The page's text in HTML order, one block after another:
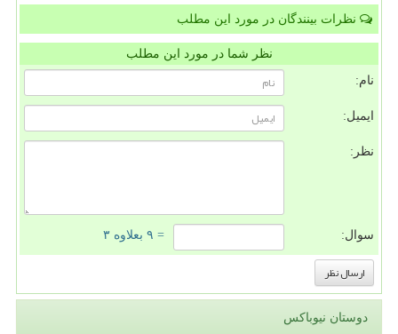
نظرات بینندگان در مورد این مطلب
نظر شما در مورد این مطلب
نام:
ایمیل:
نظر:
سوال: = ۹ بعلاوه ۳
دوستان نیوباکس